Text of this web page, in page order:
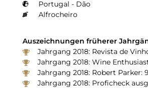
Portugal - Dão
Alfrocheiro
Auszeichnungen früherer
Jahrgang 2018: Revista de
Jahrgang 2018: Wine
Jahrgang 2018: Robert Parker:
Jahrgang 2018: Proficheck